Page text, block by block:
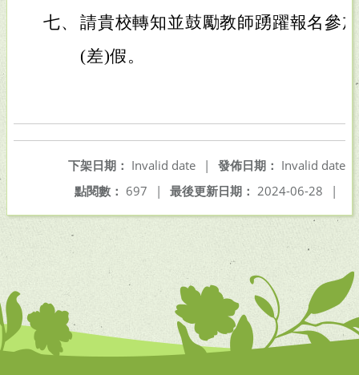
七、 請貴校轉知並鼓勵教師踴躍報名參
(差)假。
發佈日期： Invalid date
下架日期： Invalid date
|
最後更新日期： 2024-06-28 |
點閱數： 697 |